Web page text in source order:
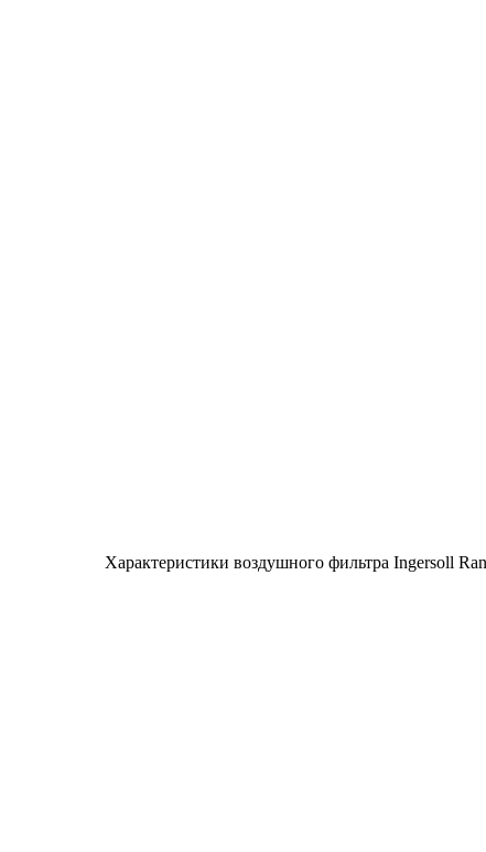
Характеристики воздушного фильтра Ingersoll